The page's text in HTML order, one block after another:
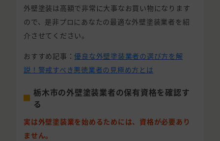
外壁塗装は高額で非常に大事なお買い物になります
ので、是非プロにあなたの最適な外壁塗装業者を紹
介させてください。
おすすめ記事：優良な外壁塗装業者の選び方を解
説！警戒すべき悪徳業者の見極め方とは
栃木市の外壁塗装業者の保有資格を確認す
る
実は外壁塗装業を始めるためには、資格が必要あり
ません。